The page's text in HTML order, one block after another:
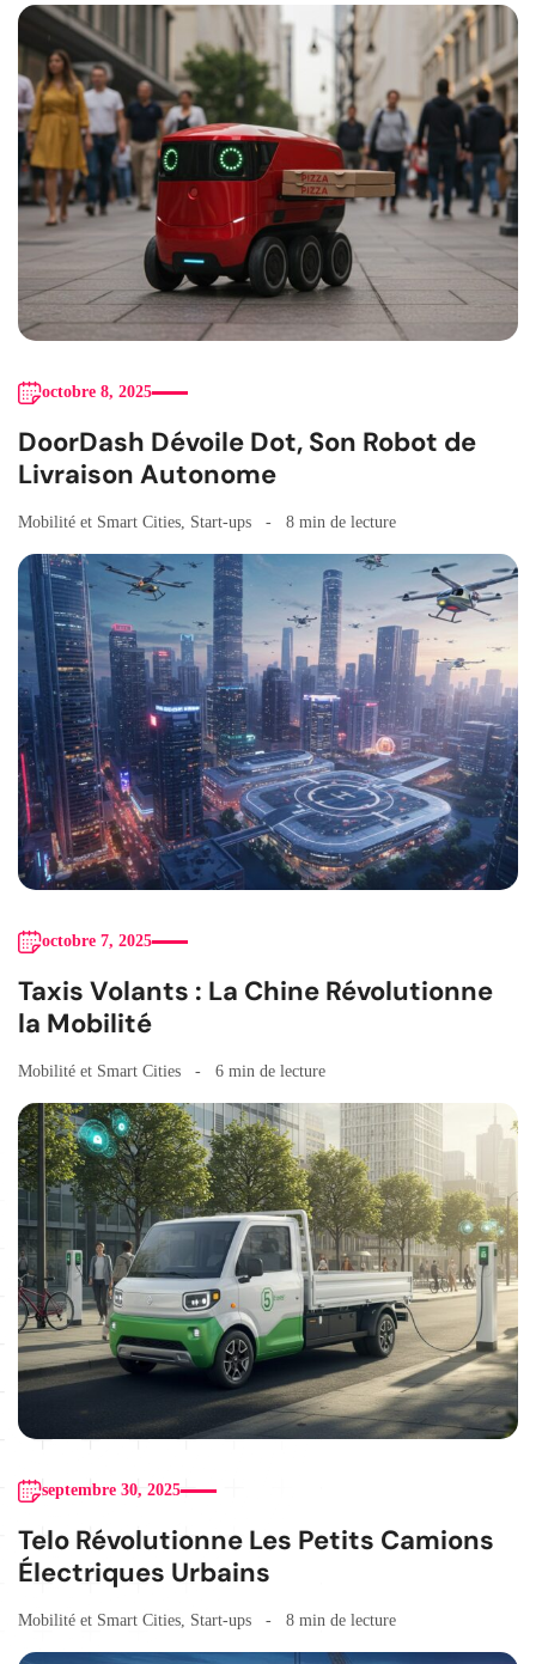
octobre 8, 2025
DoorDash Dévoile Dot, Son Robot de
Livraison Autonome
Mobilité et Smart Cities, Start-ups 8 min de lecture
octobre 7, 2025
Taxis Volants : La Chine Révolutionne
la Mobilité
Mobilité et Smart Cities 6 min de lecture
septembre 30, 2025
Telo Révolutionne Les Petits Camions
Électriques Urbains
Mobilité et Smart Cities, Start-ups 8 min de lecture